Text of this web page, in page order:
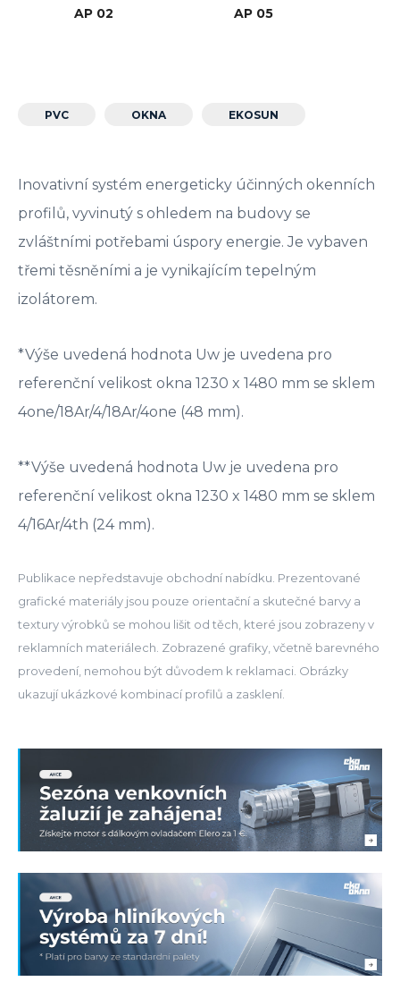
AP 02 AP 05
PVC OKNA EKOSUN
Inovativní systém energeticky účinných okenních
profilů, vyvinutý s ohledem na budovy se
zvláštními potřebami úspory energie. Je vybaven
třemi těsněními a je vynikajícím tepelným
izolátorem.
*Výše uvedená hodnota Uw je uvedena pro
referenční velikost okna 1230 x 1480 mm se sklem
4one/18Ar/4/18Ar/4one (48 mm).
**Výše uvedená hodnota Uw je uvedena pro
referenční velikost okna 1230 x 1480 mm se sklem
4/16Ar/4th (24 mm).
Publikace nepředstavuje obchodní nabídku. Prezentované
grafické materiály jsou pouze orientační a skutečné barvy a
textury výrobků se mohou lišit od těch, které jsou zobrazeny v
reklamních materiálech. Zobrazené grafiky, včetně barevného
provedení, nemohou být důvodem k reklamaci. Obrázky
ukazují ukázkové kombinací profilů a zasklení.